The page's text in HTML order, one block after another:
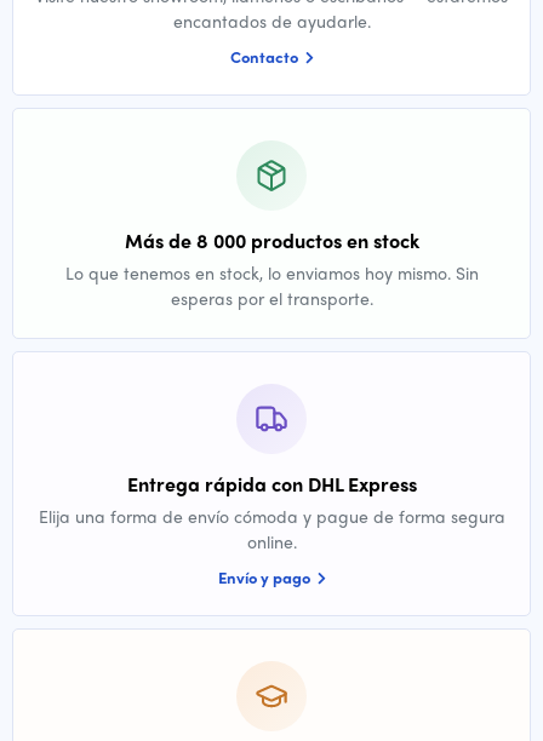
encantados de ayudarle.
Contacto
Más de 8 000 productos en stock
Lo que tenemos en stock, lo enviamos hoy mismo. Sin
esperas por el transporte.
Entrega rápida con DHL Express
Elija una forma de envío cómoda y pague de forma segura
online.
Envío y pago